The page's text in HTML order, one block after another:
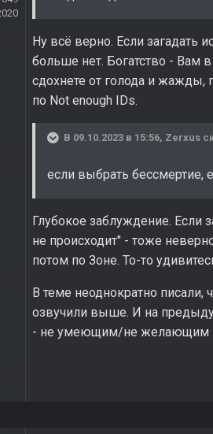
Ну всё верно. Если загадать
больше нет. Богатство - Вам
сдохнете от голода и жажды,
по Not enough IDs.
В 09.10.2023 в 15:56, Zerxus
если выбрать бессмертие,
Глубокое заблуждение. Если
не происходит" - тоже
потом по Зоне. То-то
В теме неоднократно
озвучили выше. И на
- не умеющим/не желающим